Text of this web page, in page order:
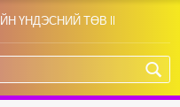
ҮНДЭСНИЙ ТӨВ II